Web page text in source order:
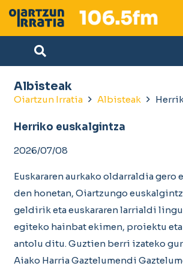
Albisteak
Oiartzun Irratia Albisteak
Herriko euskalgintza
2026/07/08
Euskararen aurkako oldarraldia gero
den honetan, Oiartzungo
geldirik eta euskararen larrialdi
egiteko hainbat ekimen, proiektu
antolu ditu. Guztien berri izateko
Aiako Harria Gaztelumendi